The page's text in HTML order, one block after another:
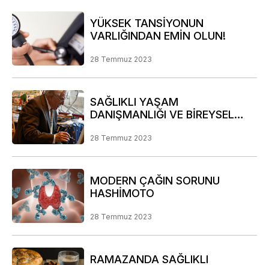
YÜKSEK TANSİYONUN
VARLIĞINDAN EMİN OLUN!
28 Temmuz 2023
SAĞLIKLI YAŞAM
DANIŞMANLIĞI VE BİREYSEL
28 Temmuz 2023
MODERN ÇAĞIN SORUNU
HASHİMOTO
28 Temmuz 2023
RAMAZANDA SAĞLIKLI